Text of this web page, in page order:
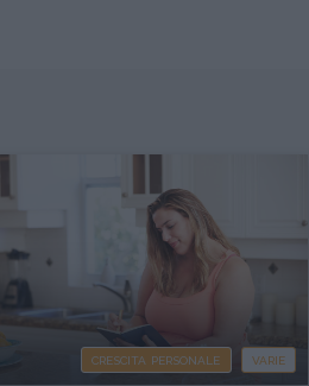
CRESCITA PERSONALE VARIE